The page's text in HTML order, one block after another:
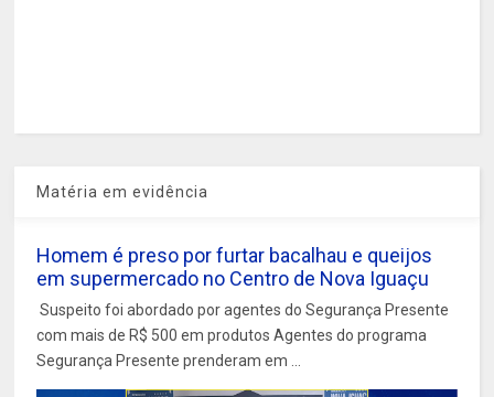
Matéria em evidência
Homem é preso por furtar bacalhau e queijos
em supermercado no Centro de Nova Iguaçu
Suspeito foi abordado por agentes do Segurança Presente
com mais de R$ 500 em produtos Agentes do programa
Segurança Presente prenderam em ...